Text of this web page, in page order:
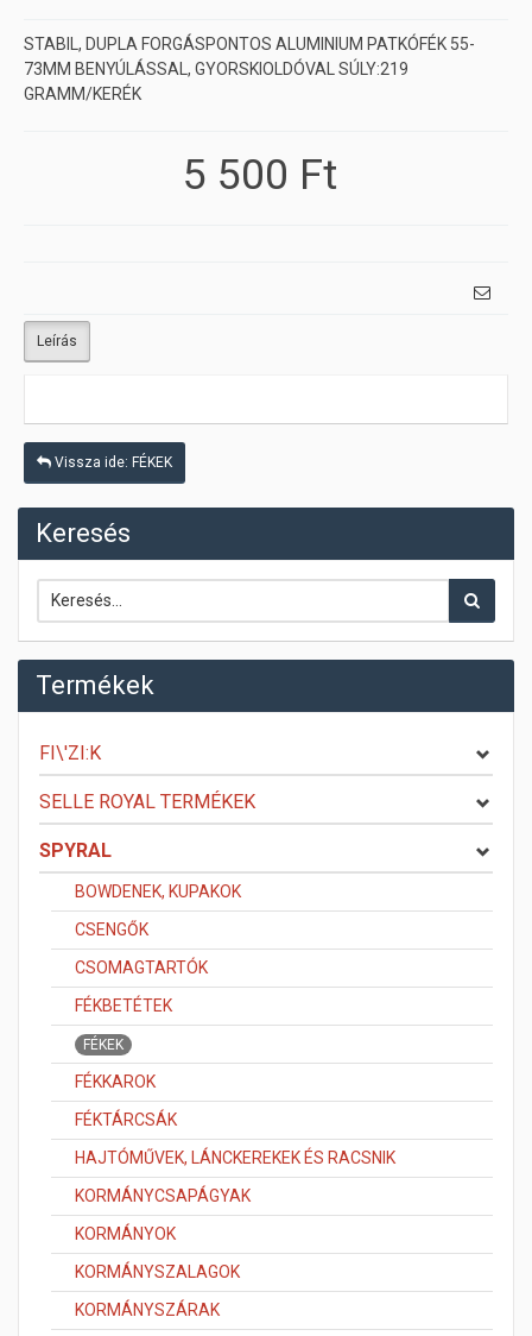
STABIL, DUPLA FORGÁSPONTOS ALUMINIUM PATKÓFÉK 55-
73MM BENYÚLÁSSAL, GYORSKIOLDÓVAL SÚLY:219
GRAMM/KERÉK
5 500 Ft
Leírás
Vissza ide: FÉKEK
Keresés
Termékek
FI\'ZI:K
SELLE ROYAL TERMÉKEK
SPYRAL
BOWDENEK, KUPAKOK
CSENGŐK
CSOMAGTARTÓK
FÉKBETÉTEK
FÉKEK
FÉKKAROK
FÉKTÁRCSÁK
HAJTÓMŰVEK, LÁNCKEREKEK ÉS RACSNIK
KORMÁNYCSAPÁGYAK
KORMÁNYOK
KORMÁNYSZALAGOK
KORMÁNYSZÁRAK